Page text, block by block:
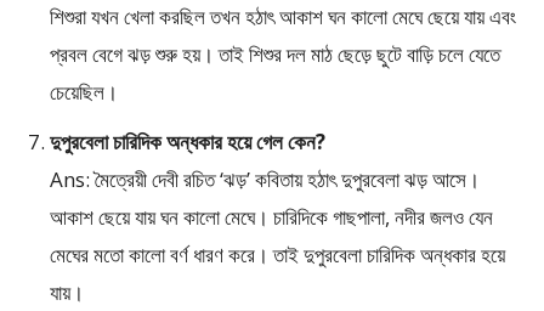
শিশুরা যখন খেলা করছিল তখন হঠাৎ আকাশ ঘন কালো মেঘে ছেয়ে যায় এবং
প্রবল বেগে ঝড় শুরু হয়। তাই শিশুর দল মাঠ ছেড়ে ছুটে বাড়ি চলে যেতে
চেয়েছিল।
দুপুরবেলা চারিদিক অন্ধকার হয়ে গেল কেন?
Ans: মৈত্রেয়ী দেবী রচিত ‘ঝড়’ কবিতায় হঠাৎ দুপুরবেলা ঝড় আসে।
আকাশ ছেয়ে যায় ঘন কালো মেঘে। চারিদিকে গাছপালা, নদীর জলও যেন
মেঘের মতো কালো বর্ণ ধারণ করে। তাই দুপুরবেলা চারিদিক অন্ধকার হয়ে
যায়।